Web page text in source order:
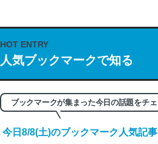
これは良記事。32768トークンだと
の伏線」は回収されないけど、短期
やすく強くなりそう
─GPTの仕組みと限界についての考察（１
HOT ENTRY
人気ブックマークで知る
ブックマークが集まった今日の話題をチェ
今日8/8(土)のブックマーク人気記事